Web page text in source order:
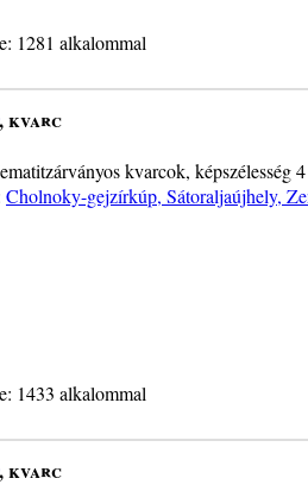
1281 alkalommal
, kvarc
kvarcok, képszélesség
Cholnoky-gejzírkúp, Sátoraljaújhely,
1433 alkalommal
, kvarc